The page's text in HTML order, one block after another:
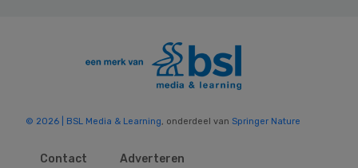
© 2026 | BSL Media & Learning, onderdeel van Springer Nature
Contact Adverteren